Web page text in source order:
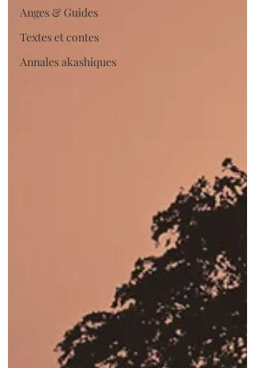
Anges & Guides
Textes et contes
Annales akashiques